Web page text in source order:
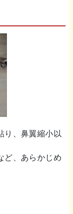
り、鼻翼縮小以
ど、あらかじめ